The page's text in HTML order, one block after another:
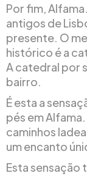
Por fim,
antigos de
presente. O
histórico é a
A catedral por
bairro.
É esta a
pés em
caminhos
um encanto
Esta sensação